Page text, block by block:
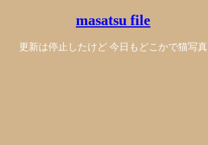
masatsu file
更新は停止したけど 今日もどこかで猫写真